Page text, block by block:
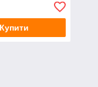
Купити